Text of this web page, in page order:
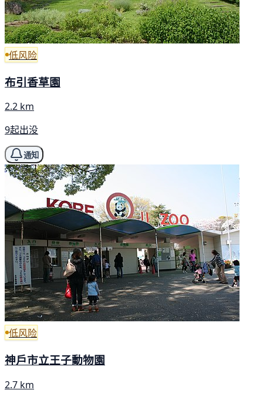
低风险
布引香草園
2.2 km
9起出没
通知
低风险
神戶市立王子動物園
2.7 km